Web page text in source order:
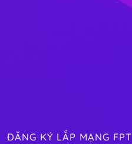
ĐĂNG KÝ LẮP MẠNG FPT